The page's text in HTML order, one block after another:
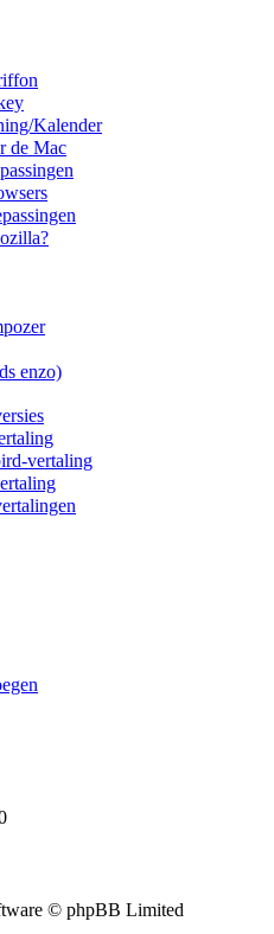
Kalender
de Mac
enzo)
vertaling
© phpBB Limited